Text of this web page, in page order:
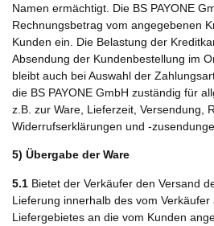
Namen ermächtigt. Die BS PAYONE
Rechnungsbetrag vom angegebenen
Kunden ein. Die Belastung der
Absendung der Kundenbestellung im
bleibt auch bei Auswahl der
die BS PAYONE GmbH zuständig für
z.B. zur Ware, Lieferzeit, Versendung,
Widerrufserklärungen und -
5) Übergabe der Ware
5.1 Bietet der Verkäufer den Versand
Lieferung innerhalb des vom Verkäufer
Liefergebietes an die vom Kunden